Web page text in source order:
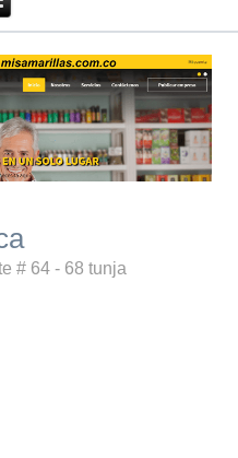
# 64 - 68 tunja